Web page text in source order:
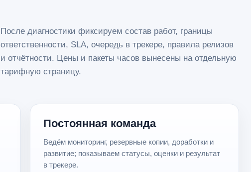
После диагностики фиксируем состав работ, границы
ответственности, SLA, очередь в трекере, правила релизов
и отчётности. Цены и пакеты часов вынесены на отдельную
тарифную страницу.
Постоянная команда
Ведём мониторинг, резервные копии, доработки и
развитие; показываем статусы, оценки и результат
в трекере.